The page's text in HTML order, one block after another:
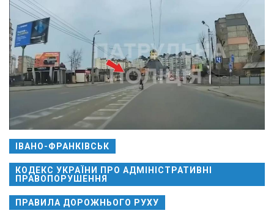
ІВАНО-ФРАНКІВСЬК
КОДЕКС УКРАЇНИ ПРО АДМІНІСТРАТИВНІ
ПРАВОПОРУШЕННЯ
ПРАВИЛА ДОРОЖНЬОГО РУХУ